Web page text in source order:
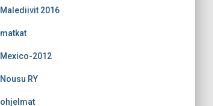
Malediivit 2016
matkat
Mexico-2012
Nousu RY
ohjelmat